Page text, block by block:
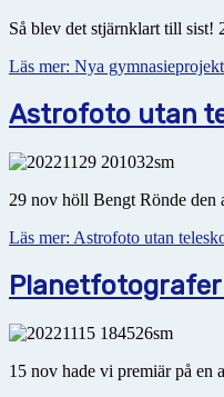
Så blev det stjärnklart till sist!
Läs mer: Nya
Astrofoto utan
29 nov höll Bengt Rönde den
Läs mer: Astrofoto utan
15 nov hade vi premiär på en